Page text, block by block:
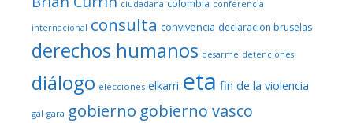
ciudadana colombia conferencia
internacional consulta convivencia declaracion bruselas
derechos humanos desarme detenciones
diálogo elecciones elkarri eta fin de la violencia
gal gara gobierno gobierno vasco